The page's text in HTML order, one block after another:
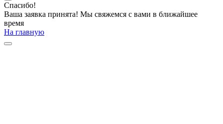
Спасибо!
Ваша заявка принята! Мы свяжемся с вами в ближайшее
время
На главную